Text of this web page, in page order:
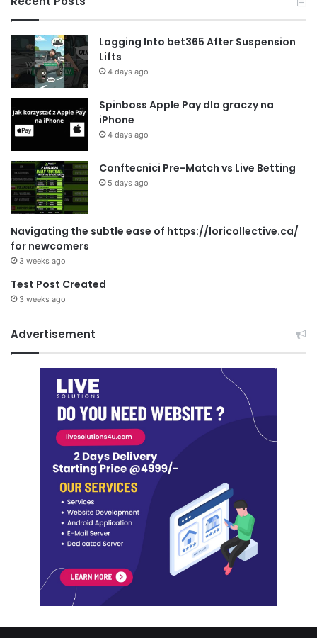
Logging Into bet365 After Suspension
Lifts
4 days ago
Spinboss Apple Pay dla graczy na
iPhone
4 days ago
Conftecnici Pre-Match vs Live Betting
5 days ago
Navigating the subtle ease of https://loricollective.ca/
for newcomers
3 weeks ago
Test Post Created
3 weeks ago
Advertisement